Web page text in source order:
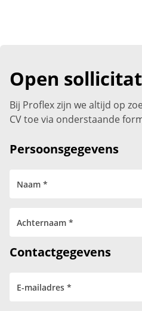
Open
Bij Proflex zijn we altijd op
CV toe via onderstaande
Persoonsgegevens
Contactgegevens